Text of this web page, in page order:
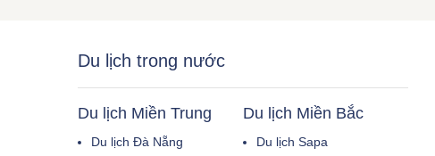
Du lịch trong nước
Du lịch Miền Trung
Du lịch Đà Nẵng
Du lịch Miền Bắc
Du lịch Sapa